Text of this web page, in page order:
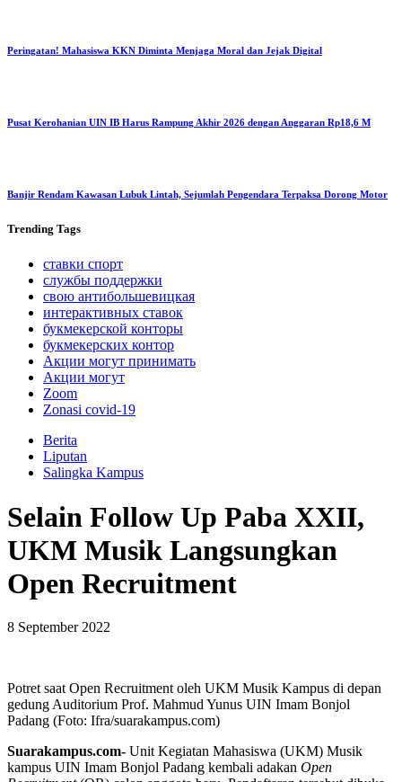
Peringatan! Mahasiswa KKN Diminta Menjaga Moral dan Jejak Digital
Pusat Kerohanian UIN IB Harus Rampung Akhir 2026 dengan Anggaran Rp18,6 M
Banjir Rendam Kawasan Lubuk Lintah, Sejumlah Pengendara Terpaksa Dorong Motor
Trending Tags
ставки спорт
службы поддержки
свою антибольшевицкая
интерактивных ставок
букмекерской конторы
букмекерских контор
Акции могут принимать
Акции могут
Zoom
Zonasi covid-19
Berita
Liputan
Salingka Kampus
Selain Follow Up Paba XXII,
UKM Musik Langsungkan
Open Recruitment
8 September 2022
Potret saat Open Recruitment oleh UKM Musik Kampus di depan
gedung Auditorium Prof. Mahmud Yunus UIN Imam Bonjol
Padang (Foto: Ifra/suarakampus.com)
Suarakampus.com- Unit Kegiatan Mahasiswa (UKM) Musik
kampus UIN Imam Bonjol Padang kembali adakan Open